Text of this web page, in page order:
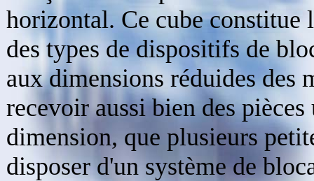
horizontal. Ce cube constitue
des types de dispositifs de
aux dimensions réduides des
recevoir aussi bien des
dimension, que plusieurs
disposer d'un système de